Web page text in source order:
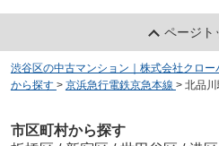
ページト
渋谷区の中古マンション｜株式会社クロー
から探す > 京浜急行電鉄京急本線 > 北品
市区町村から探す